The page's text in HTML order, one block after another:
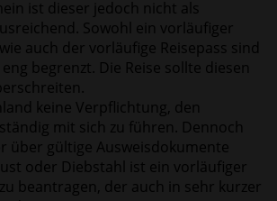
ist dieser jedoch nicht als
Sowohl ein vorläufiger
auch der vorläufige Reisepass sind
begrenzt. Die Reise sollte diesen
keine Verpflichtung, den
mit sich zu führen. Dennoch
über gültige Ausweisdokumente
oder Diebstahl ist ein vorläufiger
beantragen, der auch in sehr kurzer